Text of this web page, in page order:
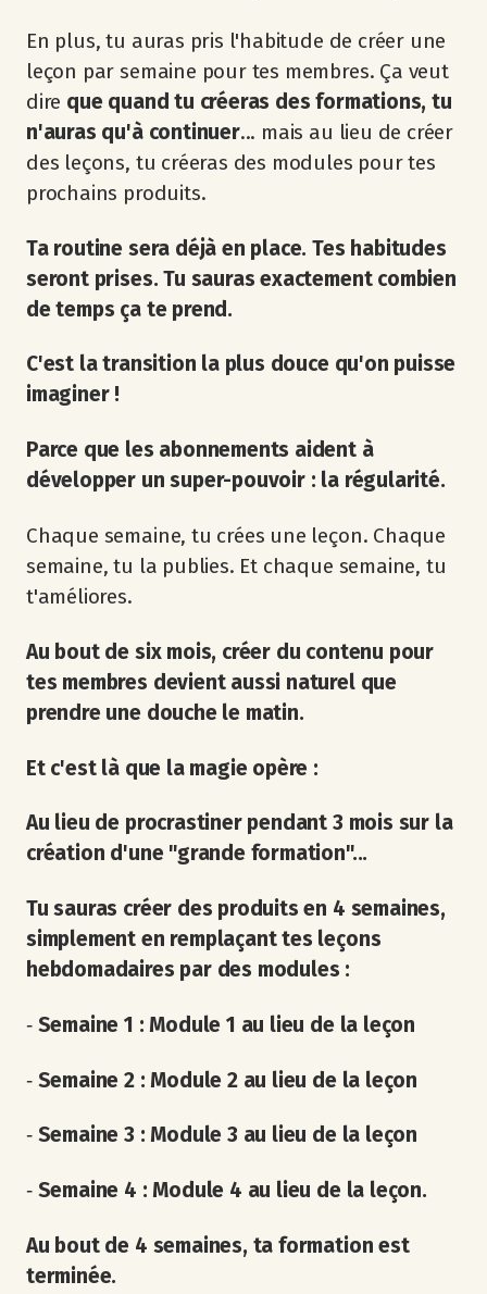
En plus, tu auras pris l'habitude de créer une
leçon par semaine pour tes membres. Ça veut
dire que quand tu créeras des formations, tu
n'auras qu'à continuer... mais au lieu de créer
des leçons, tu créeras des modules pour tes
prochains produits.
Ta routine sera déjà en place. Tes habitudes
seront prises. Tu sauras exactement combien
de temps ça te prend.
C'est la transition la plus douce qu'on puisse
imaginer !
Parce que les abonnements aident à
développer un super-pouvoir : la régularité.
Chaque semaine, tu crées une leçon. Chaque
semaine, tu la publies. Et chaque semaine, tu
t'améliores.
Au bout de six mois, créer du contenu pour
tes membres devient aussi naturel que
prendre une douche le matin.
Et c'est là que la magie opère :
Au lieu de procrastiner pendant 3 mois sur la
création d'une "grande formation"...
Tu sauras créer des produits en 4 semaines,
simplement en remplaçant tes leçons
hebdomadaires par des modules :
‐ Semaine 1 : Module 1 au lieu de la leçon
‐ Semaine 2 : Module 2 au lieu de la leçon
‐ Semaine 3 : Module 3 au lieu de la leçon
‐ Semaine 4 : Module 4 au lieu de la leçon.
Au bout de 4 semaines, ta formation est
terminée.